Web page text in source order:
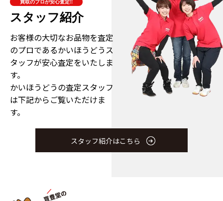
買取のプロが安心査定!!
スタッフ紹介
お客様の大切なお品物を査定
のプロであるかいほうどうス
タッフが安心査定をいたしま
す。
かいほうどうの査定スタッフ
は下記からご覧いただけま
す。
スタッフ紹介はこちら